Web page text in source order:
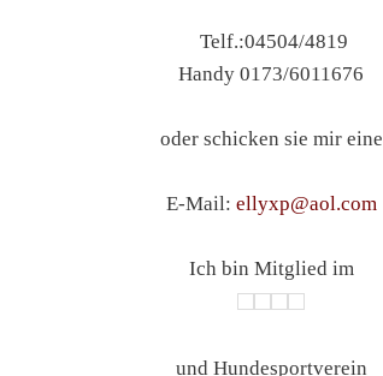
Telf.:04504/4819
Handy 0173/6011676
oder schicken sie mir eine
E-Mail: ellyxp@aol.com
Ich bin Mitglied im
und Hundesportverein